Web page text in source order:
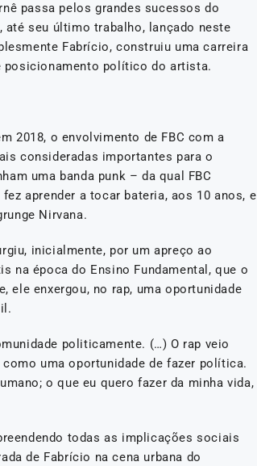
passa pelos grandes sucessos do
seu último trabalho, lançado neste
Fabrício, construiu uma carreira
posicionamento político do artista.
2018, o envolvimento de FBC com a
consideradas importantes para o
uma banda punk – da qual FBC
aprender a tocar bateria, aos 10 anos, e
Nirvana.
inicialmente, por um apreço ao
na época do Ensino Fundamental, que o
enxergou, no rap, uma oportunidade
politicamente. (…) O rap veio
uma oportunidade de fazer política.
o que eu quero fazer da minha vida,
todas as implicações sociais
de Fabrício na cena urbana do